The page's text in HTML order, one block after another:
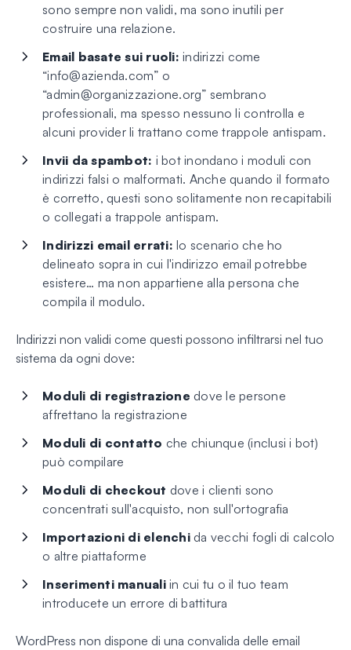
sono sempre non validi, ma sono inutili per
costruire una relazione.
Email basate sui ruoli: indirizzi come
“info@azienda.com” o
“admin@organizzazione.org” sembrano
professionali, ma spesso nessuno li controlla e
alcuni provider li trattano come trappole antispam.
Invii da spambot: i bot inondano i moduli con
indirizzi falsi o malformati. Anche quando il formato
è corretto, questi sono solitamente non recapitabili
o collegati a trappole antispam.
Indirizzi email errati: lo scenario che ho
delineato sopra in cui l'indirizzo email potrebbe
esistere… ma non appartiene alla persona che
compila il modulo.
Indirizzi non validi come questi possono infiltrarsi nel tuo
sistema da ogni dove:
Moduli di registrazione dove le persone
affrettano la registrazione
Moduli di contatto che chiunque (inclusi i bot)
può compilare
Moduli di checkout dove i clienti sono
concentrati sull'acquisto, non sull'ortografia
Importazioni di elenchida vecchi fogli di calcolo
o altre piattaforme
Inserimenti manualiin cui tu o il tuo team
introducete un errore di battitura
WordPress non dispone di una convalida delle email